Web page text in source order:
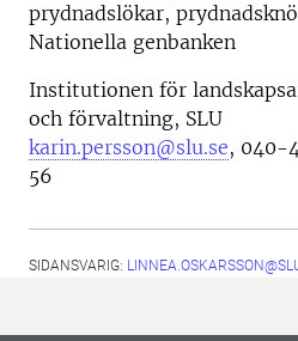
prydnadslökar,
Nationella genbanken
Institutionen för
och förvaltning, SLU
karin.persson@slu.se, 040-
56
SIDANSVARIG: